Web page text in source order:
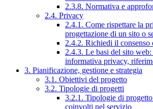
2.3.8. Normativa e
2.4. Privacy
2.4.1. Come rispettare la
progettazione di un sito o
2.4.2. Richiedi il consenso
2.4.3. Le basi del sito web:
informativa privacy,
3. Pianificazione, gestione e strategia
3.1. Obiettivi del progetto
3.2. Tipologie di progetti
3.2.1. Tipologie di
coinvolti nel servizio